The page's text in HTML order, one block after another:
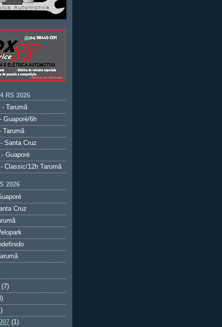
RS 2026
- Tarumã
Guaporé/6h
Tarumã
Santa Cruz
Guaporé
Classic/12h Tarumã
2026
Cruz
(7)
(1)